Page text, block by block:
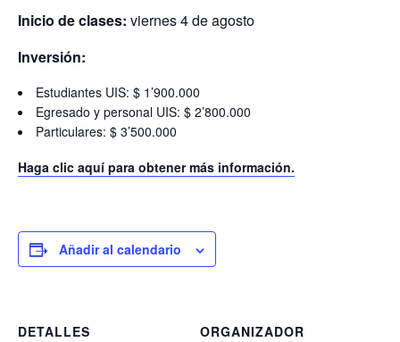
Inicio de clases: viernes 4 de agosto
Inversión:
Estudiantes UIS: $ 1’900.000
Egresado y personal UIS: $ 2’800.000
Particulares: $ 3’500.000
Haga clic aquí para obtener más información.
Añadir al calendario
DETALLES
ORGANIZADOR